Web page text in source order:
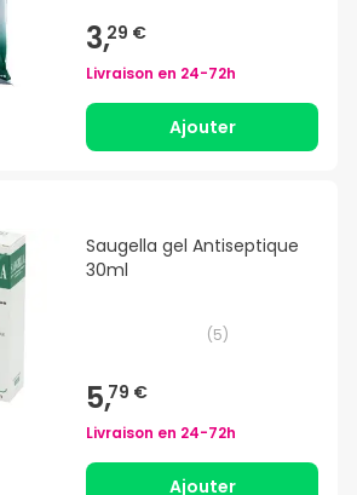
3,29 €
Livraison en 24-72h
Ajouter
Saugella gel Antiseptique
30ml
(5)
5,79 €
Livraison en 24-72h
Ajouter